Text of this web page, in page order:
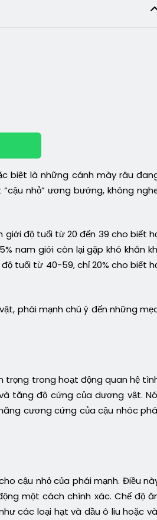
biệt là những cánh mày râu
nhỏ” ương bướng, không
giới độ tuổi từ 20 đến 39 cho biết
nam giới còn lại gặp khó khăn
tuổi từ 40-59, chỉ 20% cho biết
phái mạnh chú ý đến những
trọng trong hoạt động quan hệ
tăng độ cứng của dương vật.
cương cứng của cậu nhóc
cậu nhỏ của phái mạnh. Điều
một cách chính xác. Chế độ
các loại hạt và dầu ô liu hoặc